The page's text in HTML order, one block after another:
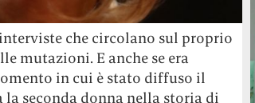
che circolano sul proprio
mutazioni. E anche se era
in cui è stato diffuso il
seconda donna nella storia di